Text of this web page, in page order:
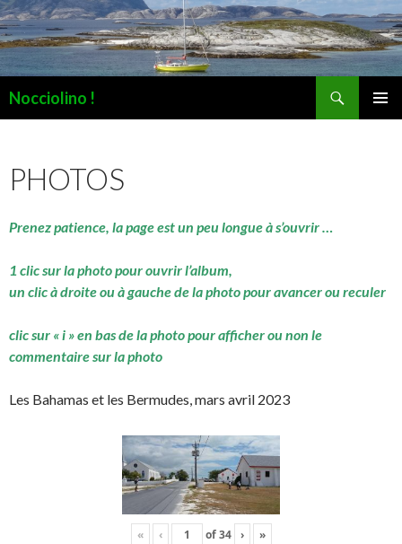
Nocciolino !
PHOTOS
Prenez patience, la page est un peu longue à s’ouvrir …
1 clic sur la photo pour ouvrir l’album,
un clic à droite ou à gauche de la photo pour avancer ou reculer
clic sur « i » en bas de la photo pour afficher ou non le
commentaire sur la photo
Les Bahamas et les Bermudes, mars avril 2023
« ‹ of34 › »